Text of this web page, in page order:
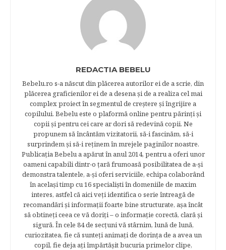
REDACTIA BEBELU
Bebelu.ro s-a născut din plăcerea autorilor ei de a scrie, din
plăcerea graficienilor ei de a desena şi de a realiza cel mai
complex proiect în segmentul de creştere şi îngrijire a
copilului. Bebelu este o plaformă online pentru părinţi şi
copii şi pentru cei care ar dori să redevină copii. Ne
propunem să încântăm vizitatorii, să-i fascinăm, să-i
surprindem şi să-i reţinem în mrejele paginilor noastre.​
Publicația Bebelu a apărut în anul 2014, pentru a oferi unor
oameni capabili dintr-o ţară frumoasă posibilitatea de a-şi
demonstra talentele, a-şi oferi serviciile, echipa colaborând
în acelaşi timp cu 16 specialişti în domeniile de maxim
interes, astfel că aici veţi identifica o serie întreagă de
recomandări şi informaţii foarte bine structurate, aşa încât
să obtineţi ceea ce vă doriţi – o informaţie corectă, clară şi
sigură. În cele 84 de secțuni vă stârnim, lună de lună,
curiozitatea, fie că sunteţi animaţi de dorinţa de a avea un
copil, fie deja aţi împărtăşit bucuria primelor clipe,